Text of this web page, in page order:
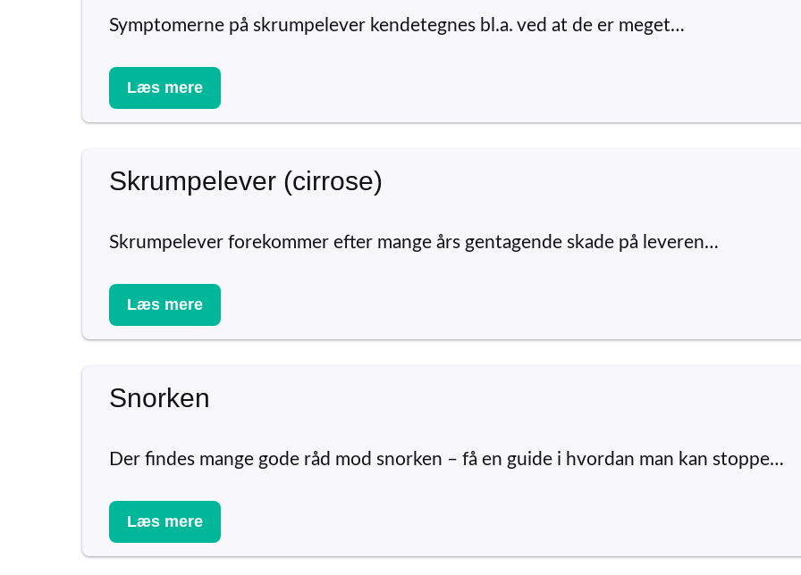
Symptomerne på skrumpelever kendetegnes bl.a. ved at de er meget…
Læs mere
Skrumpelever (cirrose)
Skrumpelever forekommer efter mange års gentagende skade på leveren…
Læs mere
Snorken
Der findes mange gode råd mod snorken – få en guide i hvordan man kan stoppe…
Læs mere